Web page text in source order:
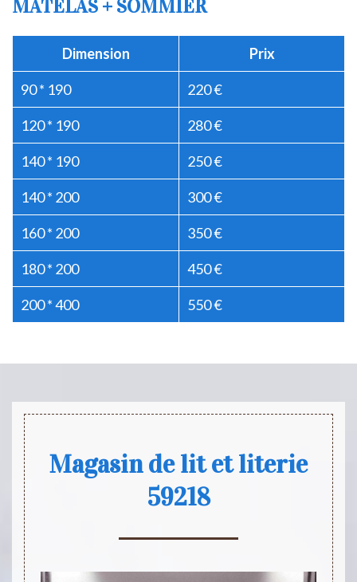
MATELAS + SOMMIER
Dimension Prix
90 * 190 220 €
120 * 190 280 €
140 * 190 250 €
140 * 200 300 €
160 * 200 350 €
180 * 200 450 €
200 * 400 550 €
Magasin de lit et literie
59218